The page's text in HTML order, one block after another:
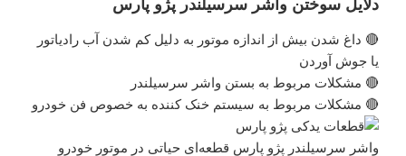
دلایل سوختن واشر سرسیلندر پژو پارس
🔴 داغ شدن بیش از اندازه موتور به دلیل کم شدن آب رادیاتور
یا جوش آوردن
🔴 مشکلات مربوط به بستن واشر سرسیلندر
🔴 مشکلات مربوط به سیستم خنک کننده به خصوص فن خودرو
واشر سرسیلندر پژو پارس قطعه‌ای حیاتی در موتور خودرو